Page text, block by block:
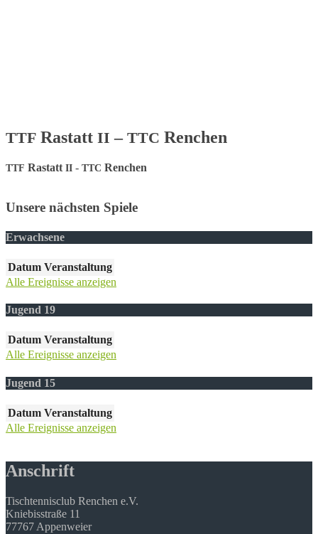
TTF Rastatt II – TTC Renchen
TTF Rastatt II - TTC Renchen
Unsere nächsten Spiele
Erwachsene
Datum Veranstaltung
Alle Ereignisse anzeigen
Jugend 19
Datum Veranstaltung
Alle Ereignisse anzeigen
Jugend 15
Datum Veranstaltung
Alle Ereignisse anzeigen
Anschrift
Tischtennisclub Renchen e.V.
Kniebisstraße 11
77767 Appenweier